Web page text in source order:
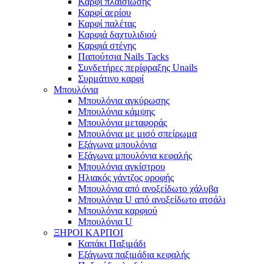
Καρφί αερίου
Καρφί παλέτας
Καρφιά δαχτυλιδιού
Καρφιά στέγης
Παπούτσια Nails Tacks
Συνδετήρες περίφραξης Unails
Συρμάτινο καρφί
Μπουλόνια
Μπουλόνια αγκύρωσης
Μπουλόνια κάμψης
Μπουλόνια μεταφοράς
Μπουλόνια με μισό σπείρωμα
Εξάγωνα μπουλόνια
Εξάγωνα μπουλόνια κεφαλής
Μπουλόνια αγκίστρου
Ηλιακός γάντζος οροφής
Μπουλόνια από ανοξείδωτο χάλυβα
Μπουλόνια U από ανοξείδωτο ατσάλι
Μπουλόνια καρφιού
Μπουλόνια U
ΞΗΡΟΙ ΚΑΡΠΟΙ
Καπάκι Παξιμάδι
Εξάγωνα παξιμάδια κεφαλής